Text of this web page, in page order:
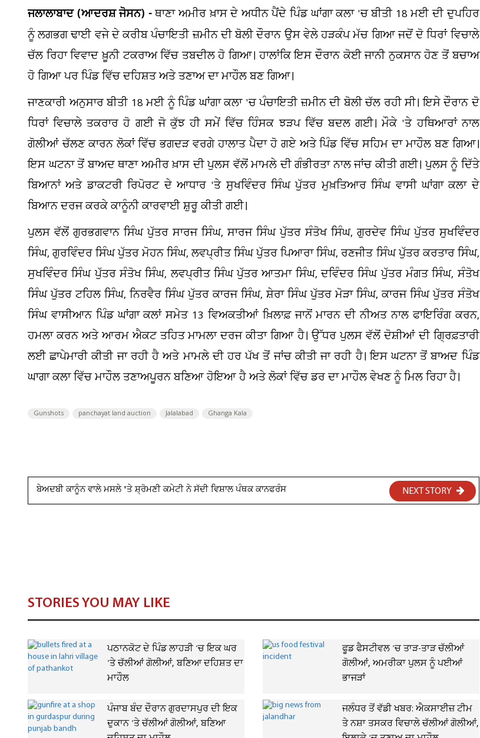
ਜਲਾਲਾਬਾਦ (ਆਦਰਸ਼ ਜੋਸਨ) -ਥਾਣਾ ਅਮੀਰ ਖ਼ਾਸ ਦੇ ਅਧੀਨ ਪੈਂਦੇ ਪਿੰਡ ਘਾਂਗਾ ਕਲਾ 'ਚ ਬੀਤੀ 18 ਮਈ ਦੀ ਦੁਪਹਿਰ
ਨੂੰ ਲਗਭਗ ਢਾਈ ਵਜੇ ਦੇ ਕਰੀਬ ਪੰਚਾਇਤੀ ਜ਼ਮੀਨ ਦੀ ਬੋਲੀ ਦੌਰਾਨ ਉਸ ਵੇਲੇ ਹੜਕੰਪ ਮੱਚ ਗਿਆ ਜਦੋਂ ਦੋ ਧਿਰਾਂ ਵਿਚਾਲੇ
ਚੱਲ ਰਿਹਾ ਵਿਵਾਦ ਖ਼ੂਨੀ ਟਕਰਾਅ ਵਿੱਚ ਤਬਦੀਲ ਹੋ ਗਿਆ। ਹਾਲਾਂਕਿ ਇਸ ਦੌਰਾਨ ਕੋਈ ਜਾਨੀ ਨੁਕਸਾਨ ਹੋਣ ਤੋਂ ਬਚਾਅ
ਹੋ ਗਿਆ ਪਰ ਪਿੰਡ ਵਿੱਚ ਦਹਿਸ਼ਤ ਅਤੇ ਤਣਾਅ ਦਾ ਮਾਹੌਲ ਬਣ ਗਿਆ।
ਜਾਣਕਾਰੀ ਅਨੁਸਾਰ ਬੀਤੀ 18 ਮਈ ਨੂੰ ਪਿੰਡ ਘਾਂਗਾ ਕਲਾ 'ਚ ਪੰਚਾਇਤੀ ਜ਼ਮੀਨ ਦੀ ਬੋਲੀ ਚੱਲ ਰਹੀ ਸੀ। ਇਸੇ ਦੌਰਾਨ ਦੋ
ਧਿਰਾਂ ਵਿਚਾਲੇ ਤਕਰਾਰ ਹੋ ਗਈ ਜੋ ਕੁੱਝ ਹੀ ਸਮੇਂ ਵਿੱਚ ਹਿੰਸਕ ਝੜਪ ਵਿੱਚ ਬਦਲ ਗਈ। ਮੌਕੇ 'ਤੇ ਹਥਿਆਰਾਂ ਨਾਲ
ਗੋਲੀਆਂ ਚੱਲਣ ਕਾਰਨ ਲੋਕਾਂ ਵਿੱਚ ਭਗਦੜ ਵਰਗੇ ਹਾਲਾਤ ਪੈਦਾ ਹੋ ਗਏ ਅਤੇ ਪਿੰਡ ਵਿੱਚ ਸਹਿਮ ਦਾ ਮਾਹੌਲ ਬਣ ਗਿਆ।
ਇਸ ਘਟਨਾ ਤੋਂ ਬਾਅਦ ਥਾਣਾ ਅਮੀਰ ਖ਼ਾਸ ਦੀ ਪੁਲਸ ਵੱਲੋਂ ਮਾਮਲੇ ਦੀ ਗੰਭੀਰਤਾ ਨਾਲ ਜਾਂਚ ਕੀਤੀ ਗਈ। ਪੁਲਸ ਨੂੰ ਦਿੱਤੇ
ਬਿਆਨਾਂ ਅਤੇ ਡਾਕਟਰੀ ਰਿਪੋਰਟ ਦੇ ਆਧਾਰ 'ਤੇ ਸੁਖਵਿੰਦਰ ਸਿੰਘ ਪੁੱਤਰ ਮੁਖ਼ਤਿਆਰ ਸਿੰਘ ਵਾਸੀ ਘਾਂਗਾ ਕਲਾ ਦੇ
ਬਿਆਨ ਦਰਜ ਕਰਕੇ ਕਾਨੂੰਨੀ ਕਾਰਵਾਈ ਸ਼ੁਰੂ ਕੀਤੀ ਗਈ।
ਪੁਲਸ ਵੱਲੋਂ ਗੁਰਭਗਵਾਨ ਸਿੰਘ ਪੁੱਤਰ ਸਾਰਜ ਸਿੰਘ, ਸਾਰਜ ਸਿੰਘ ਪੁੱਤਰ ਸੰਤੋਖ ਸਿੰਘ, ਗੁਰਦੇਵ ਸਿੰਘ ਪੁੱਤਰ ਸੁਖਵਿੰਦਰ
ਸਿੰਘ, ਗੁਰਵਿੰਦਰ ਸਿੰਘ ਪੁੱਤਰ ਮੋਹਨ ਸਿੰਘ, ਲਵਪ੍ਰੀਤ ਸਿੰਘ ਪੁੱਤਰ ਪਿਆਰਾ ਸਿੰਘ, ਰਣਜੀਤ ਸਿੰਘ ਪੁੱਤਰ ਕਰਤਾਰ ਸਿੰਘ,
ਸੁਖਵਿੰਦਰ ਸਿੰਘ ਪੁੱਤਰ ਸੰਤੋਖ ਸਿੰਘ, ਲਵਪ੍ਰੀਤ ਸਿੰਘ ਪੁੱਤਰ ਆਤਮਾ ਸਿੰਘ, ਦਵਿੰਦਰ ਸਿੰਘ ਪੁੱਤਰ ਮੰਗਤ ਸਿੰਘ, ਸੰਤੋਖ
ਸਿੰਘ ਪੁੱਤਰ ਟਹਿਲ ਸਿੰਘ, ਨਿਰਵੈਰ ਸਿੰਘ ਪੁੱਤਰ ਕਾਰਜ ਸਿੰਘ, ਸ਼ੇਰਾ ਸਿੰਘ ਪੁੱਤਰ ਮੋੜਾ ਸਿੰਘ, ਕਾਰਜ ਸਿੰਘ ਪੁੱਤਰ ਸੰਤੋਖ
ਸਿੰਘ ਵਾਸੀਆਨ ਪਿੰਡ ਘਾਂਗਾ ਕਲਾਂ ਸਮੇਤ 13 ਵਿਅਕਤੀਆਂ ਖ਼ਿਲਾਫ਼ ਜਾਨੋਂ ਮਾਰਨ ਦੀ ਨੀਅਤ ਨਾਲ ਫਾਇਰਿੰਗ ਕਰਨ,
ਹਮਲਾ ਕਰਨ ਅਤੇ ਆਰਮ ਐਕਟ ਤਹਿਤ ਮਾਮਲਾ ਦਰਜ ਕੀਤਾ ਗਿਆ ਹੈ। ਉੱਧਰ ਪੁਲਸ ਵੱਲੋਂ ਦੋਸ਼ੀਆਂ ਦੀ ਗ੍ਰਿਫ਼ਤਾਰੀ
ਲਈ ਛਾਪੇਮਾਰੀ ਕੀਤੀ ਜਾ ਰਹੀ ਹੈ ਅਤੇ ਮਾਮਲੇ ਦੀ ਹਰ ਪੱਖ ਤੋਂ ਜਾਂਚ ਕੀਤੀ ਜਾ ਰਹੀ ਹੈ। ਇਸ ਘਟਨਾ ਤੋਂ ਬਾਅਦ ਪਿੰਡ
ਘਾਗਾ ਕਲਾ ਵਿੱਚ ਮਾਹੌਲ ਤਣਾਅਪੂਰਨ ਬਣਿਆ ਹੋਇਆ ਹੈ ਅਤੇ ਲੋਕਾਂ ਵਿੱਚ ਡਰ ਦਾ ਮਾਹੌਲ ਵੇਖਣ ਨੂੰ ਮਿਲ ਰਿਹਾ ਹੈ।
Gunshots panchayat land auction Jalalabad Ghanga Kala
ਬੇਅਦਬੀ ਕਾਨੂੰਨ ਵਾਲੇ ਮਸਲੇ 'ਤੇ ਸ਼੍ਰੋਮਣੀ ਕਮੇਟੀ ਨੇ ਸੱਦੀ ਵਿਸ਼ਾਲ ਪੰਥਕ ਕਾਨਫਰੰਸ NEXT STORY
STORIES YOU MAY LIKE
ਪਠਾਨਕੋਟ ਦੇ ਪਿੰਡ ਲਾਹੜੀ 'ਚ ਇਕ ਘਰ
'ਤੇ ਚੱਲੀਆਂ ਗੋਲੀਆਂ, ਬਣਿਆ ਦਹਿਸ਼ਤ ਦਾ
ਮਾਹੌਲ
ਫੂਡ ਫੈਸਟੀਵਲ 'ਚ ਤਾੜ-ਤਾੜ ਚੱਲੀਆਂ
ਗੋਲੀਆਂ, ਅਮਰੀਕਾ ਪੁਲਸ ਨੂੰ ਪਈਆਂ
ਭਾਜੜਾਂ
ਪੰਜਾਬ ਬੰਦ ਦੌਰਾਨ ਗੁਰਦਾਸਪੁਰ ਦੀ ਇਕ
ਦੁਕਾਨ 'ਤੇ ਚੱਲੀਆਂ ਗੋਲੀਆਂ, ਬਣਿਆ
ਜਲੰਧਰ ਤੋਂ ਵੱਡੀ ਖਬਰ: ਐਕਸਾਈਜ਼ ਟੀਮ
ਤੇ ਨਸ਼ਾ ਤਸਕਰ ਵਿਚਾਲੇ ਚੱਲੀਆਂ ਗੋਲੀਆਂ,
ਤਾਨਾਸ਼ਾਹ ਕਿਮ ਜੋਂਗ ਦੀ ਕੋਈ ਉੱਘ-ਸੁੱਘ ਨਹੀਂ!